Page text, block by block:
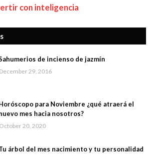
con inteligencia
de incienso de jazmín
December 29, 2016
para Noviembre ¿qué atraerá el
mes hacia nosotros?
October 20, 2020
árbol del mes nacimiento y tu personalidad